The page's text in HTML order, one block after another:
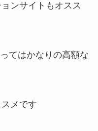
ンサイトもオスス
てはかなりの高額な
メです